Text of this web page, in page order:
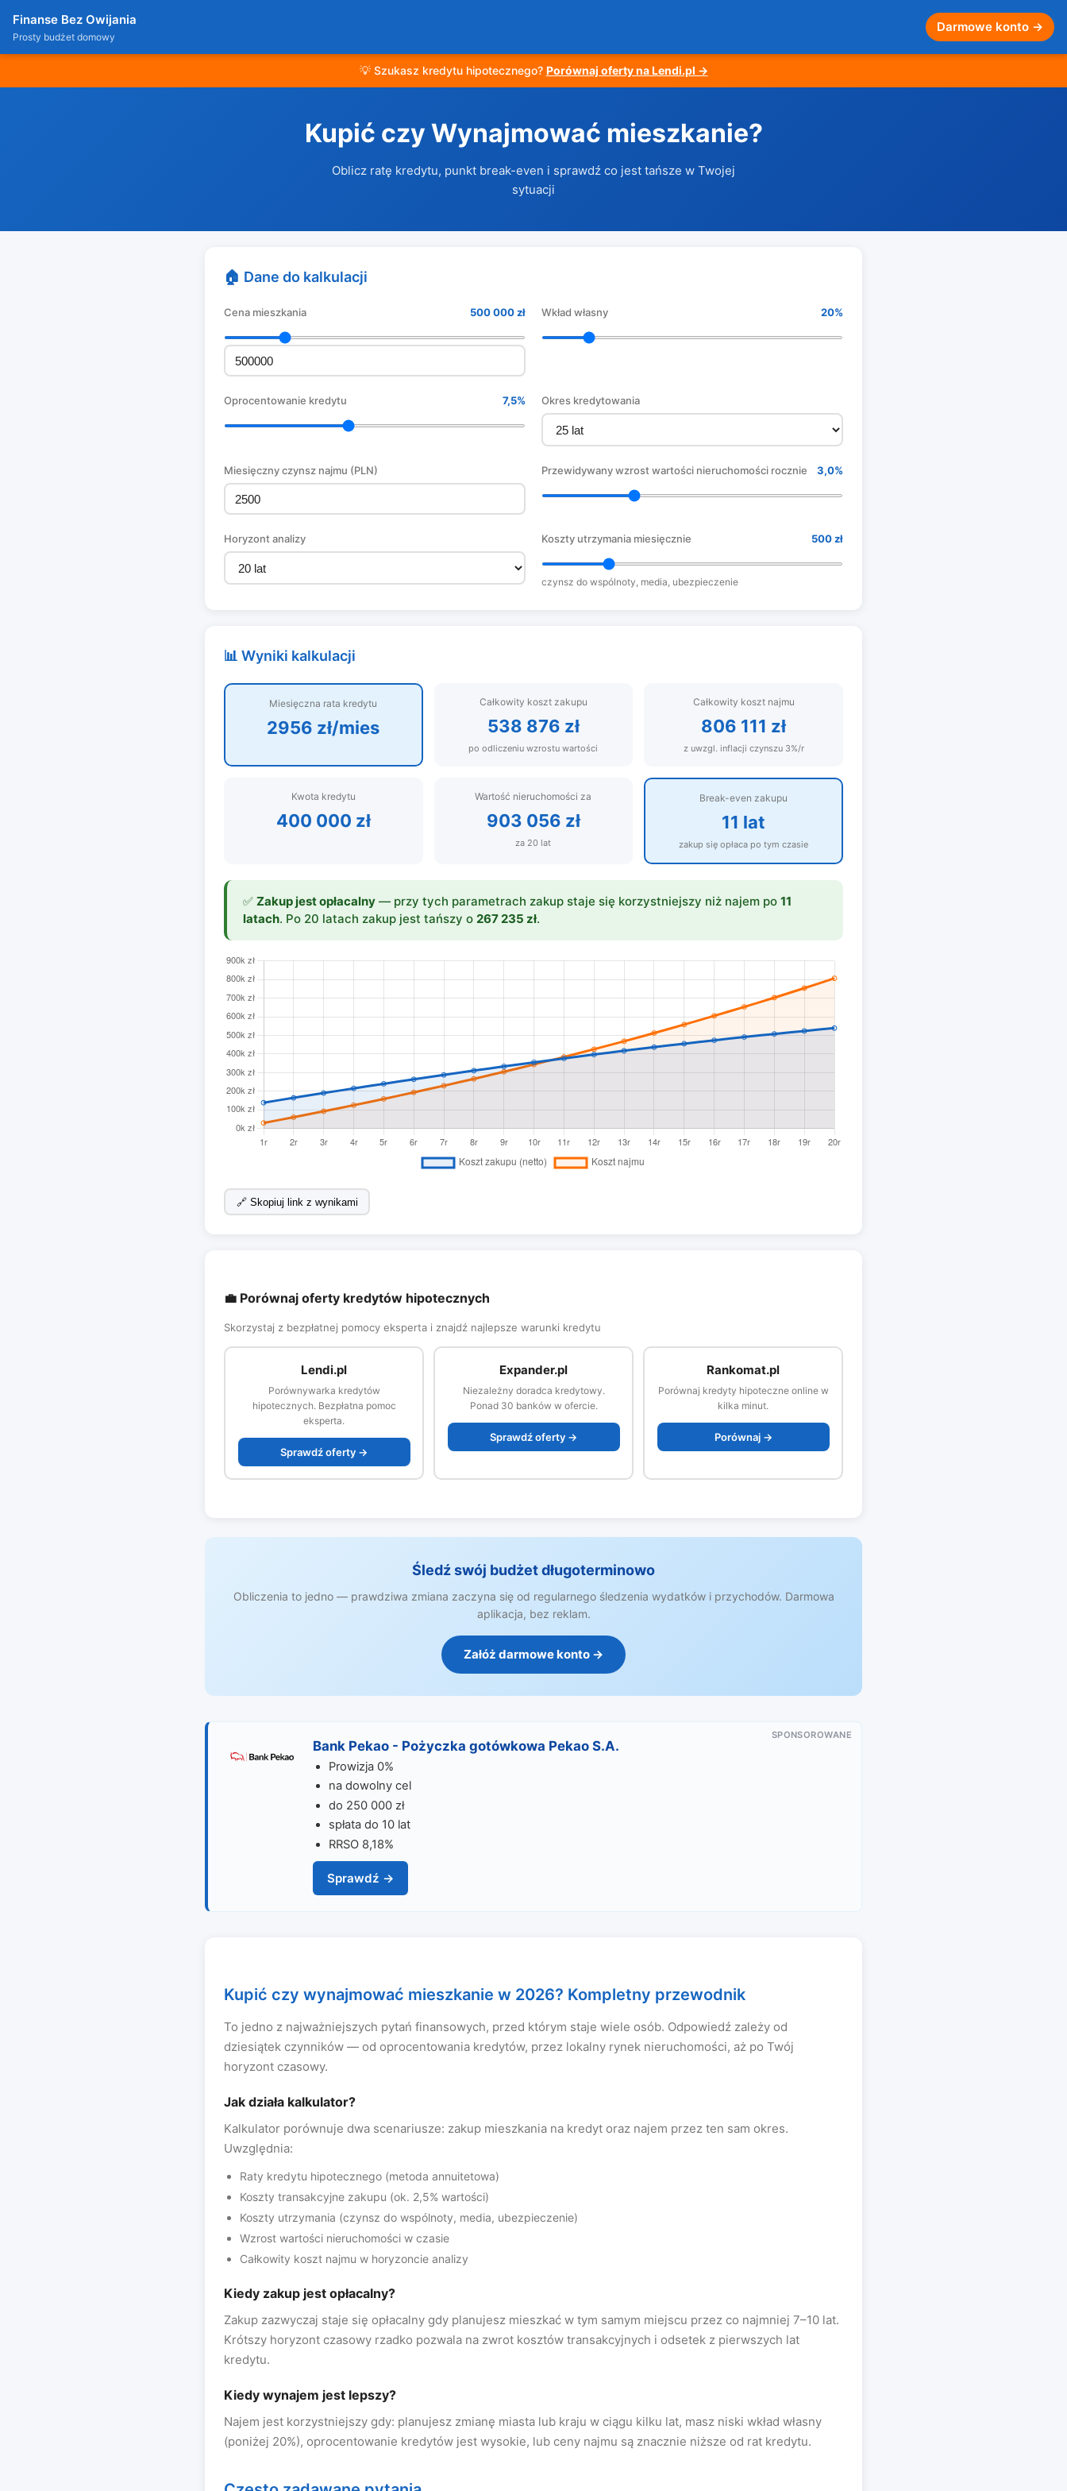
Finanse Bez Owijania
Prosty budżet domowy
Darmowe konto →
💡 Szukasz kredytu hipotecznego? Porównaj oferty na Lendi.pl →
Kupić czy Wynajmować mieszkanie?
Oblicz ratę kredytu, punkt break-even i sprawdź co jest tańsze w Twojej
sytuacji
🏠 Dane do kalkulacji
Cena mieszkania 500 000 zł Wkład własny 20%
Oprocentowanie kredytu 7,5% Okres kredytowania
Miesięczny czynsz najmu (PLN) Przewidywany wzrost wartości nieruchomości 3,0%
rocznie
Horyzont analizy Koszty utrzymania miesięcznie 500 zł
czynsz do wspólnoty, media, ubezpieczenie
📊 Wyniki kalkulacji
Miesięczna rata kredytu
2956 zł/mies
Całkowity koszt zakupu
538 876 zł
po odliczeniu wzrostu wartości
Całkowity koszt najmu
806 111 zł
z uwzgl. inflacji czynszu 3%/r
Kwota kredytu
400 000 zł
Wartość nieruchomości za
903 056 zł
za 20 lat
Break-even zakupu
11 lat
zakup się opłaca po tym czasie
✅ Zakup jest opłacalny — przy tych parametrach zakup staje się korzystniejszy niż najem po 11
latach. Po 20 latach zakup jest tańszy o 267 235 zł.
🔗 Skopiuj link z wynikami
💼 Porównaj oferty kredytów hipotecznych
Skorzystaj z bezpłatnej pomocy eksperta i znajdź najlepsze warunki kredytu
Lendi.pl
Porównywarka kredytów
hipotecznych. Bezpłatna pomoc
eksperta.
Sprawdź oferty →
Expander.pl
Niezależny doradca kredytowy.
Ponad 30 banków w ofercie.
Sprawdź oferty →
Rankomat.pl
Porównaj kredyty hipoteczne online w
kilka minut.
Porównaj →
Śledź swój budżet długoterminowo
Obliczenia to jedno — prawdziwa zmiana zaczyna się od regularnego śledzenia wydatków i przychodów. Darmowa
aplikacja, bez reklam.
Załóż darmowe konto →
SPONSOROWANE
Bank Pekao - Pożyczka gotówkowa Pekao S.A.
Prowizja 0%
na dowolny cel
do 250 000 zł
spłata do 10 lat
RRSO 8,18%
Sprawdź →
Kupić czy wynajmować mieszkanie w 2026? Kompletny przewodnik
To jedno z najważniejszych pytań finansowych, przed którym staje wiele osób. Odpowiedź zależy od
dziesiątek czynników — od oprocentowania kredytów, przez lokalny rynek nieruchomości, aż po Twój
horyzont czasowy.
Jak działa kalkulator?
Kalkulator porównuje dwa scenariusze: zakup mieszkania na kredyt oraz najem przez ten sam okres.
Uwzględnia:
Raty kredytu hipotecznego (metoda annuitetowa)
Koszty transakcyjne zakupu (ok. 2,5% wartości)
Koszty utrzymania (czynsz do wspólnoty, media, ubezpieczenie)
Wzrost wartości nieruchomości w czasie
Całkowity koszt najmu w horyzoncie analizy
Kiedy zakup jest opłacalny?
Zakup zazwyczaj staje się opłacalny gdy planujesz mieszkać w tym samym miejscu przez co najmniej 7–10 lat.
Krótszy horyzont czasowy rzadko pozwala na zwrot kosztów transakcyjnych i odsetek z pierwszych lat
kredytu.
Kiedy wynajem jest lepszy?
Najem jest korzystniejszy gdy: planujesz zmianę miasta lub kraju w ciągu kilku lat, masz niski wkład własny
(poniżej 20%), oprocentowanie kredytów jest wysokie, lub ceny najmu są znacznie niższe od rat kredytu.